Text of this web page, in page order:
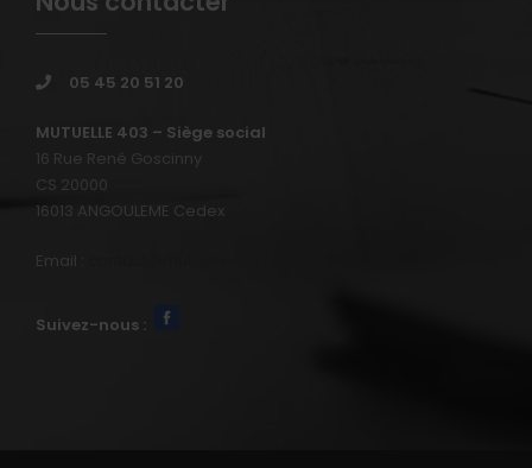
05 45 20 51 20
MUTUELLE 403 – Siège social
16 Rue René Goscinny
CS 20000
16013 ANGOULEME Cedex
Email :
Suivez-nous :